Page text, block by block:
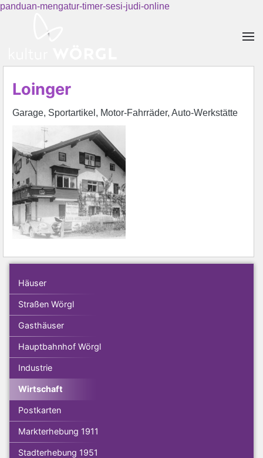
panduan-mengatur-timer-sesi-judi-online
Loinger
Garage, Sportartikel, Motor-Fahrräder, Auto-Werkstätte
Häuser
Straßen Wörgl
Gasthäuser
Hauptbahnhof Wörgl
Industrie
Wirtschaft
Postkarten
Markterhebung 1911
Stadterhebung 1951